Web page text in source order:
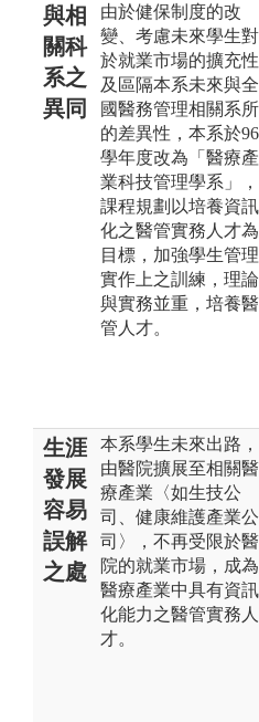
與相
關科
系之
異同
由於健保制度的改
變、考慮未來學生對
於就業市場的擴充性
及區隔本系未來與全
國醫務管理相關系所
的差異性，本系於96
學年度改為「醫療產
業科技管理學系」，
課程規劃以培養資訊
化之醫管實務人才為
目標，加強學生管理
實作上之訓練，理論
與實務並重，培養醫
管人才。
生涯
發展
容易
誤解
之處
本系學生未來出路，
由醫院擴展至相關醫
療產業〈如生技公
司、健康維護產業公
司〉，不再受限於醫
院的就業市場，成為
醫療產業中具有資訊
化能力之醫管實務人
才。